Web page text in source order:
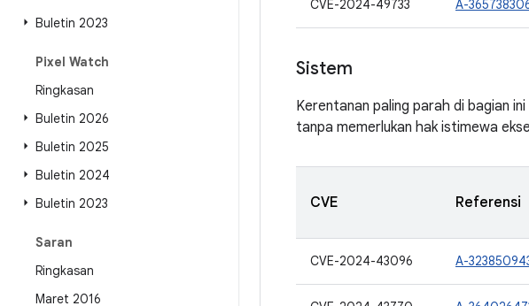
Buletin 2023
Pixel Watch
Ringkasan
Buletin 2026
Buletin 2025
Buletin 2024
Buletin 2023
Saran
Ringkasan
Maret 2016
CVE-2024-49733 A-
Sistem
Kerentanan paling parah di bagian
tanpa memerlukan hak istimewa
CVE Referensi
CVE-2024-43096 A-